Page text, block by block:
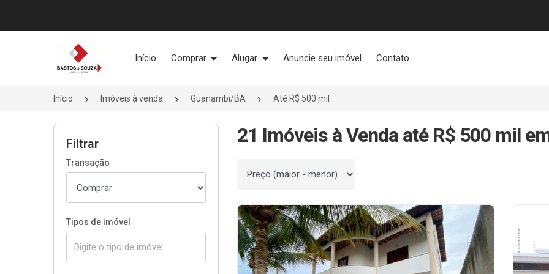
Página inicial
Início Comprar Alugar Anuncie seu imóvel Contato
Início Imóveis à venda Guanambi/BA Até R$ 500 mil
Filtrar
Transação
Tipos de imóvel
21 Imóveis à Venda até R$ 500 mil
Ordenar por